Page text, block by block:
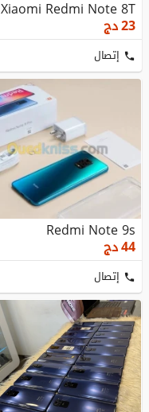
Xiaomi Redmi Note 8T
23دج
إتصال
Redmi Note 9s
44دج
إتصال